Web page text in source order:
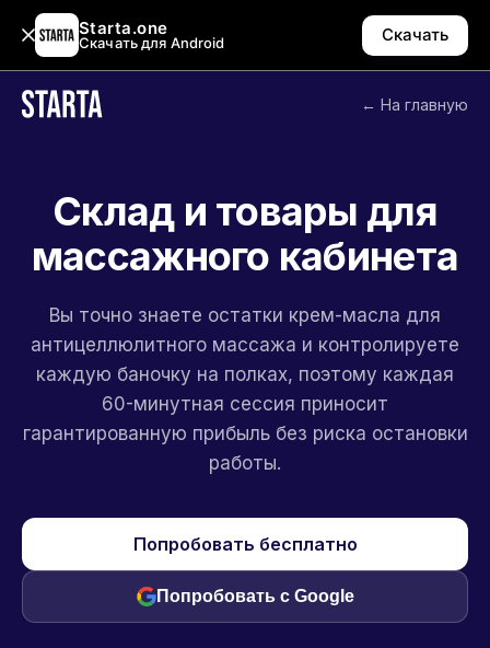
Starta.one
Скачать для Android Скачать
← На главную
Склад и товары для
массажного кабинета
Вы точно знаете остатки крем-масла для
антицеллюлитного массажа и контролируете
каждую баночку на полках, поэтому каждая
60-минутная сессия приносит
гарантированную прибыль без риска остановки
работы.
Попробовать бесплатно
Попробовать с Google